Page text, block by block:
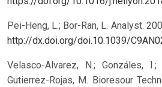
Pei-Heng, L.; Bor-Ran, L. Analyst.
http://dx.doi.org/doi.10.1039/
Velasco-Alvarez, N.; Gonzáles, I.;
Gutierrez-Rojas, M. Bioresour